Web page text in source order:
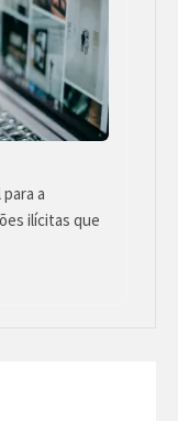
a
ilícitas que